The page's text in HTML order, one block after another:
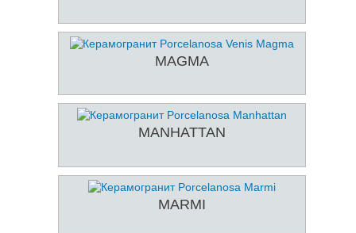
MAGMA
MANHATTAN
MARMI